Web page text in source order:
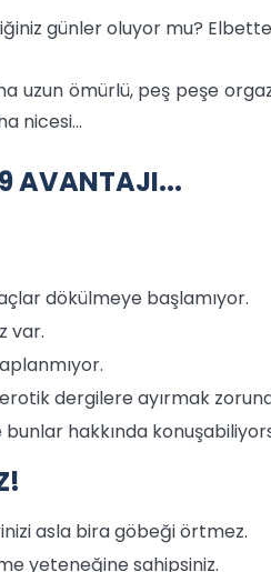
günler oluyor mu?
uzun ömürlü, peş peşe
nicesi...
AVANTAJI...
dökülmeye başlamıyor.
var.
dergilere ayırmak
bunlar hakkında
asla bira göbeği örtmez.
yeteneğine sahipsiniz.